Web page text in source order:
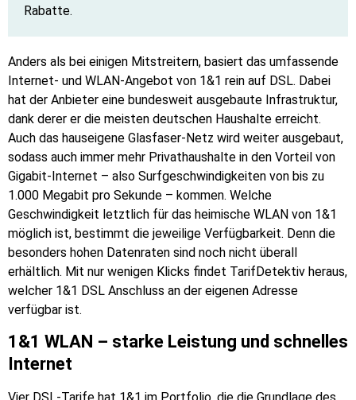
Rabatte.
Anders als bei einigen Mitstreitern, basiert das umfassende
Internet- und WLAN-Angebot von 1&1 rein auf DSL. Dabei
hat der Anbieter eine bundesweit ausgebaute Infrastruktur,
dank derer er die meisten deutschen Haushalte erreicht.
Auch das hauseigene Glasfaser-Netz wird weiter ausgebaut,
sodass auch immer mehr Privathaushalte in den Vorteil von
Gigabit-Internet – also Surfgeschwindigkeiten von bis zu
1.000 Megabit pro Sekunde – kommen. Welche
Geschwindigkeit letztlich für das heimische WLAN von 1&1
möglich ist, bestimmt die jeweilige Verfügbarkeit. Denn die
besonders hohen Datenraten sind noch nicht überall
erhältlich. Mit nur wenigen Klicks findet TarifDetektiv heraus,
welcher 1&1 DSL Anschluss an der eigenen Adresse
verfügbar ist.
1&1 WLAN – starke Leistung und schnelles
Internet